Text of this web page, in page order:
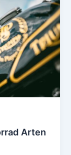
Arten